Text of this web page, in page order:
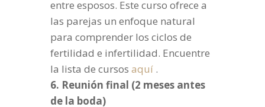
entre esposos. Este curso ofrece a
las parejas un enfoque natural
para comprender los ciclos de
fertilidad e infertilidad. Encuentre
la lista de cursos aquí.
6. Reunión final (2 meses antes
de la boda)